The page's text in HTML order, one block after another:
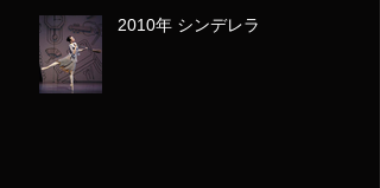
2010年 シンデレラ